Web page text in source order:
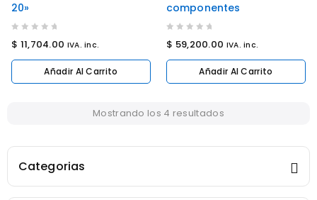
20»
5
$ 11,704.00 IVA. inc.
Añadir Al Carrito
componentes
5
$ 59,200.00 IVA. inc.
Añadir Al Carrito
Mostrando los 4 resultados
Categorias